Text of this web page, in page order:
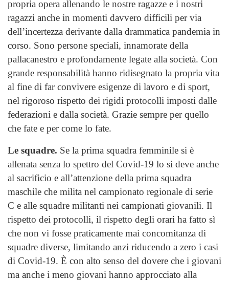
propria opera allenando le nostre ragazze e i nostri
ragazzi anche in momenti davvero difficili per via
dell’incertezza derivante dalla drammatica pandemia in
corso. Sono persone speciali, innamorate della
pallacanestro e profondamente legate alla società. Con
grande responsabilità hanno ridisegnato la propria vita
al fine di far convivere esigenze di lavoro e di sport,
nel rigoroso rispetto dei rigidi protocolli imposti dalle
federazioni e dalla società. Grazie sempre per quello
che fate e per come lo fate.
Le squadre. Se la prima squadra femminile si è
allenata senza lo spettro del Covid-19 lo si deve anche
al sacrificio e all’attenzione della prima squadra
maschile che milita nel campionato regionale di serie
C e alle squadre militanti nei campionati giovanili. Il
rispetto dei protocolli, il rispetto degli orari ha fatto sì
che non vi fosse praticamente mai concomitanza di
squadre diverse, limitando anzi riducendo a zero i casi
di Covid-19. È con alto senso del dovere che i giovani
ma anche i meno giovani hanno approcciato alla